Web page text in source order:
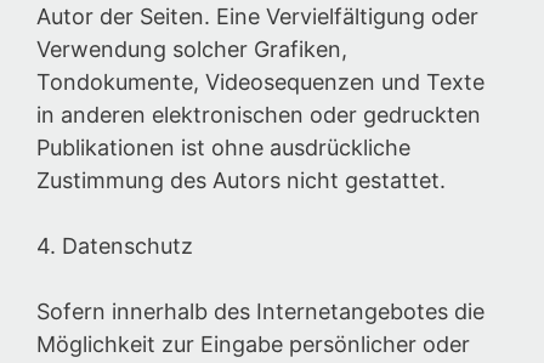
Autor der Seiten. Eine Vervielfältigung oder
Verwendung solcher Grafiken,
Tondokumente, Videosequenzen und Texte
in anderen elektronischen oder gedruckten
Publikationen ist ohne ausdrückliche
Zustimmung des Autors nicht gestattet.
4. Datenschutz
Sofern innerhalb des Internetangebotes die
Möglichkeit zur Eingabe persönlicher oder